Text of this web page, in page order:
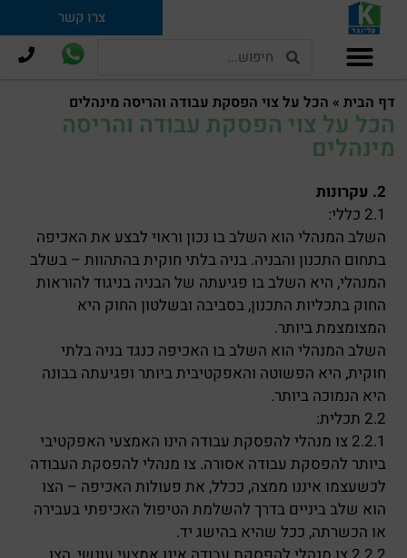
צרו קשר
דף הבית » הכל על צוי הפסקת עבודה והריסה מינהלים
הכל על צוי הפסקת עבודה והריסה
מינהלים
2. עקרונות
2.1 כללי:
השלב המנהלי הוא השלב בו נכון וראוי לבצע את האכיפה
בתחום התכנון והבניה. בניה בלתי חוקית בהתהוות – בשלב
המנהלי, היא השלב בו פגיעתה של הבניה בניגוד להוראות
החוק בתכליות התכנון, בסביבה ובשלטון החוק היא
המצומצמת ביותר.
השלב המנהלי הוא השלב בו האכיפה כנגד בניה בלתי
חוקית, היא הפשוטה והאפקטיבית ביותר ופגיעתה בבונה
היא הנמוכה ביותר.
2.2 תכלית:
2.2.1 צו מנהלי להפסקת עבודה הינו האמצעי האפקטיבי
ביותר להפסקת עבודה אסורה. צו מנהלי להפסקת העבודה
לכשעצמו איננו ממצה, ככלל, את פעולות האכיפה – הצו
הוא שלב ביניים בדרך להשלמת הטיפול האכיפתי בעבירה
או הכשרתה, ככל שהיא בהישג יד.